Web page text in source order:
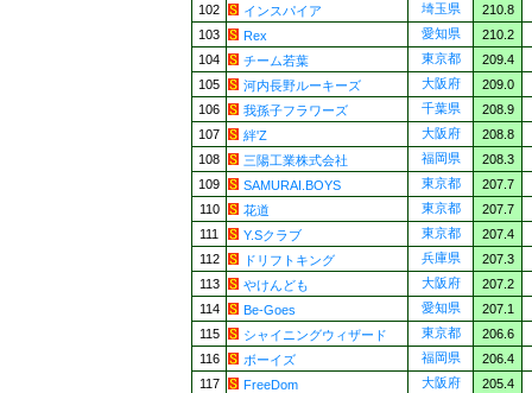
102
インスパイア 埼玉県
210.8
103
Rex 愛知県
210.2
104
チーム若葉 東京都
209.4
105
河内長野ルーキーズ 大阪府
209.0
106
我孫子フラワーズ 千葉県
208.9
107
絆'Z 大阪府
208.8
108
三陽工業株式会社 福岡県
208.3
109
SAMURAI.BOYS 東京都
207.7
110
花道 東京都
207.7
111
Y.Sクラブ 東京都
207.4
112
ドリフトキング 兵庫県
207.3
113
やけんども 大阪府
207.2
114
Be-Goes 愛知県
207.1
115
シャイニングウィザード 東京都
206.6
116
ボーイズ 福岡県
206.4
117
FreeDom 大阪府
205.4